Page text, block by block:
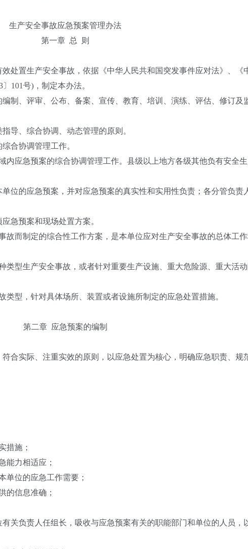
生产安全事故应急预案管理办法
第一章 总 则
处置生产安全事故，依据《中华人民共和国突发事件应对法》、《
〕 101号) ，制定本办法。
制、评审、公布、备案、宣传、教育、培训、演练、评估、修订及
导、综合协调、动态管理的原则。
合协调管理工作。
内应急预案的综合协调管理工作。县级以上地方各级其他负有安全
位的应急预案，并对应急预案的真实性和实用性负责；各分管负责
急预案和现场处置方案。
故而制定的综合性工作方案，是本单位应对生产安全事故的总体工
类型生产安全事故，或者针对重要生产设施、重大危险源、重大活
型，针对具体场所、装置或者设施所制定的应急处置措施。
第二章 应急预案的编制
合实际、注重实效的原则，以应急处置为核心，明确应急职责、规
措施；
能力相适应；
单位的应急工作需要；
的信息准确；
关负责人任组长，吸收与应急预案有关的职能部门和单位的人员，